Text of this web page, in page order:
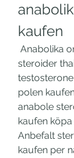
kaufen
steroider
polen
anabole
kaufen
Anbefalt
kaufen per